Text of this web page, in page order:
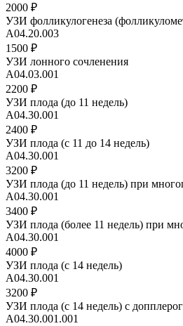
2000 ₽
УЗИ фолликулогенеза
A04.20.003
1500 ₽
УЗИ лонного сочленения
А04.03.001
2200 ₽
УЗИ плода (до 11 недель)
А04.30.001
2400 ₽
УЗИ плода (с 11 до 14 недель)
А04.30.001
3200 ₽
УЗИ плода (до 11 недель) при
А04.30.001
3400 ₽
УЗИ плода (более 11 недель) при
А04.30.001
4000 ₽
УЗИ плода (с 14 недель)
А04.30.001
3200 ₽
УЗИ плода (с 14 недель) с
А04.30.001.001